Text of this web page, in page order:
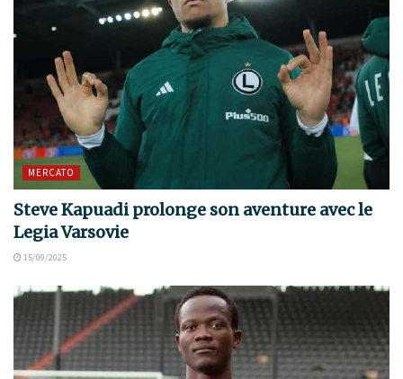
MERCATO
Steve Kapuadi prolonge son aventure avec le
Legia Varsovie
15/09/2025